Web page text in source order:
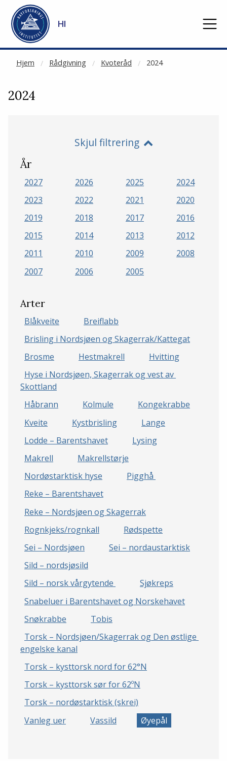
Gå til hovedinnhold
HI
Hjem Rådgivning Kvoteråd 2024
NOT CACHED
2024
Skjul filtrering
År
2027 2026 2025
2024
2023
2022 2021
2020
2019
2018 2017
2016
2015
2014 2013
2012
2011
2010 2009
2008
2007
2006 2005
Arter
Blåkveite
Breiflabb
Brisling i Nordsjøen og Skagerrak/Kattegat
Brosme
Hestmakrell
Hvitting
Hyse i Nordsjøen, Skagerrak og vest av
Skottland
Håbrann
Kolmule
Kongekrabbe
Kveite
Kystbrisling
Lange
Lodde – Barentshavet
Lysing
Makrell
Makrellstørje
Nordøstarktisk hyse
Pigghå
Reke – Barentshavet
Reke – Nordsjøen og Skagerrak
Rognkjeks/rognkall
Rødspette
Sei – Nordsjøen
Sei – nordaustarktisk
Sild – nordsjøsild
Sild – norsk vårgytende
Sjøkreps
Snabeluer i Barentshavet og Norskehavet
Snøkrabbe
Tobis
Torsk – Nordsjøen/Skagerrak og Den østlige
engelske kanal
Torsk – kysttorsk nord for 62°N
Torsk – kysttorsk sør for 62ºN
Torsk – nordøstarktisk (skrei)
Vanleg uer
Vassild Øyepål